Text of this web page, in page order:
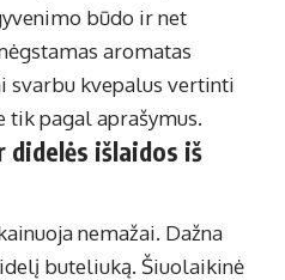
būdo ir net
aromatas
svarbu kvepalus vertinti
tik pagal aprašymus.
didelės išlaidos iš
nemažai. Dažna
buteliuką. Šiuolaikinė